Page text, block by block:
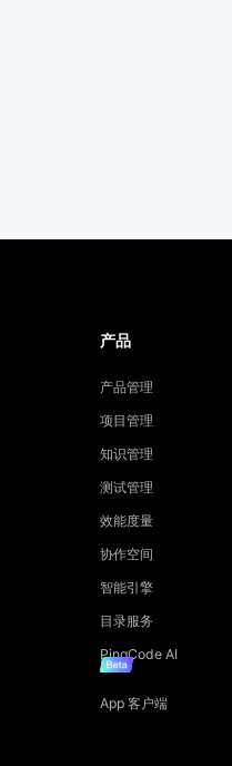
产品
产品管理
项目管理
知识管理
测试管理
效能度量
协作空间
智能引擎
目录服务
PingCode AI
App 客户端